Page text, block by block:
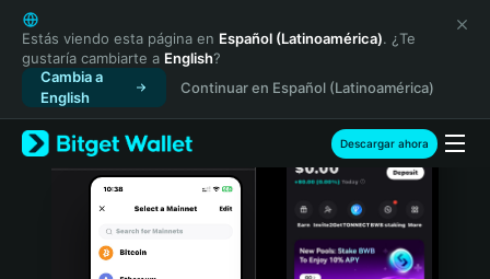
English
日本語
Tiếng Việt
Русский
Español (Latinoamérica)
Türkçe
Italiano
Estás viendo esta página en Español (Latinoamérica). ¿Te
gustaría cambiarte a English?
Cambia a
English
Continuar en Español (Latinoamérica)
Descargar ahora